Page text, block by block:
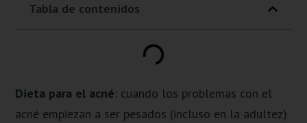
Tabla de contenidos
Dieta para el acné: cuando los problemas con el
acné empiezan a ser pesados (incluso en la adultez)